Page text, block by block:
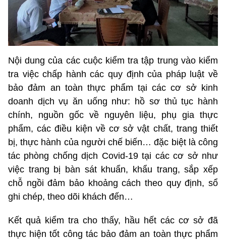
Nội dung của các cuộc kiểm tra tập trung vào kiểm
tra việc chấp hành các quy định của pháp luật về
bảo đảm an toàn thực phẩm tại các cơ sở kinh
doanh dịch vụ ăn uống như: hồ sơ thủ tục hành
chính, nguồn gốc về nguyên liệu, phụ gia thực
phẩm, các điều kiện về cơ sở vật chất, trang thiết
bị, thực hành của người chế biến… đặc biệt là công
tác phòng chống dịch Covid-19 tại các cơ sở như
việc trang bị bàn sát khuẩn, khẩu trang, sắp xếp
chỗ ngồi đảm bảo khoảng cách theo quy định, sổ
ghi chép, theo dõi khách đến…
Kết quả kiểm tra cho thấy, hầu hết các cơ sở đã
thực hiện tốt công tác bảo đảm an toàn thực phẩm